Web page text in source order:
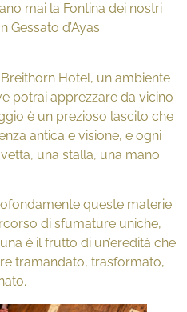
mai la Fontina dei nostri
Gessato d’Ayas.
Hotel, un ambiente
potrai apprezzare da vicino
è un prezioso lascito che
antica e visione, e ogni
una stalla, una mano.
queste materie
di sfumature uniche,
è il frutto di un’eredità che
tramandato, trasformato,